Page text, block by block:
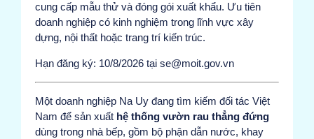
cung cấp mẫu thử và đóng gói xuất khẩu. Ưu tiên
doanh nghiệp có kinh nghiệm trong lĩnh vực xây
dựng, nội thất hoặc trang trí kiến trúc.
Hạn đăng ký: 10/8/2026 tại se@moit.gov.vn
Một doanh nghiệp Na Uy đang tìm kiếm đối tác Việt
Nam để sản xuất hệ thống vườn rau thẳng đứng
dùng trong nhà bếp, gồm bộ phận dẫn nước, khay